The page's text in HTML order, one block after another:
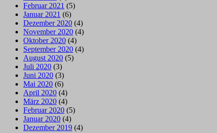
Februar 2021 (5)
Januar 2021 (6)
Dezember 2020 (4)
November 2020 (4)
Oktober 2020 (4)
September 2020 (4)
August 2020 (5)
Juli 2020 (3)
Juni 2020 (3)
Mai 2020 (6)
April 2020 (4)
März 2020 (4)
Februar 2020 (5)
Januar 2020 (4)
Dezember 2019 (4)